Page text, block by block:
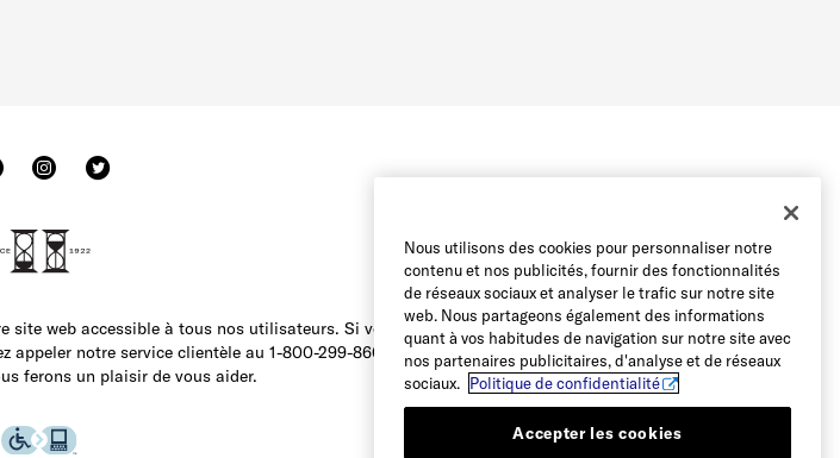
site web accessible à tous nos utilisateurs. Si vous avez des difficultés à
notre service clientèle au 1-800-299-8604 ou envoyer un courriel à
ferons un plaisir de vous aider.
Nous utilisons des cookies pour personnaliser notre
contenu et nos publicités, fournir des fonctionnalités
de réseaux sociaux et analyser le trafic sur notre site
web. Nous partageons également des informations
quant à vos habitudes de navigation sur notre site avec
nos partenaires publicitaires, d'analyse et de réseaux
sociaux. Politique de confidentialité
Accepter les cookies